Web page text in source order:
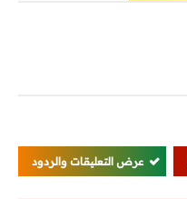
عرض التعليقات والردود